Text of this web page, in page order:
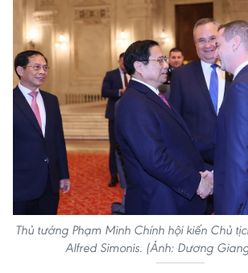
Thủ tướng Phạm Minh Chính hội kiến Chủ
Alfred Simonis. (Ảnh: Dương